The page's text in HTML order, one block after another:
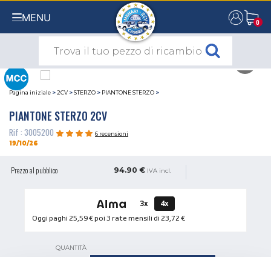
MENU 0
0
Pagina iniziale >2CV >STERZO > PIANTONE STERZO >
PIANTONE STERZO 2CV
Rif : 3005200
6 recensioni
19/10/26
Prezzo al pubblico 94.90 € IVA incl.
3x
4x
Oggi paghi 25,59 €poi 3 rate mensili di 23,72 €
QUANTITÀ